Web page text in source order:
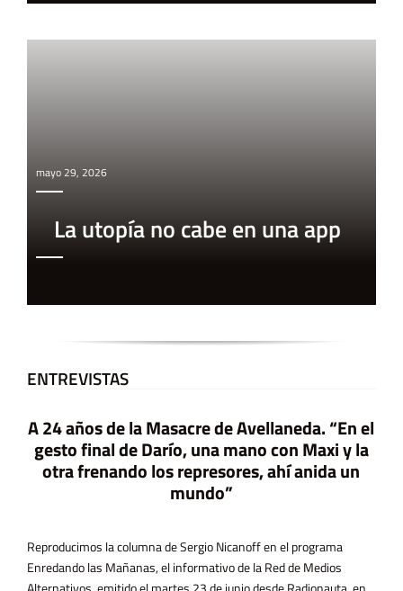
mayo 29, 2026
La utopía no cabe en una app
ENTREVISTAS
la Masacre de Avellaneda. “En el
mano con Maxi y la otra frenando los represores, ahí anida un
de Sergio Nicanoff en el programa
el informativo de la Red de Medios
el martes 23 de junio desde Radionauta, en
ELM: Estamos en comunicación con Sergio
columna de Historia Reciente. Hoy vamos a
A 11 años de
2015. En ese
Marcela Ojeda
Una Menos.